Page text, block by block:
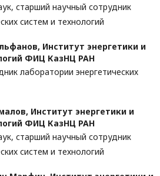
старший научный сотрудник
систем и технологий
Институт энергетики и
ФИЦ КазНЦ РАН
лаборатории энергетических
Институт энергетики и
ФИЦ КазНЦ РАН
старший научный сотрудник
систем и технологий